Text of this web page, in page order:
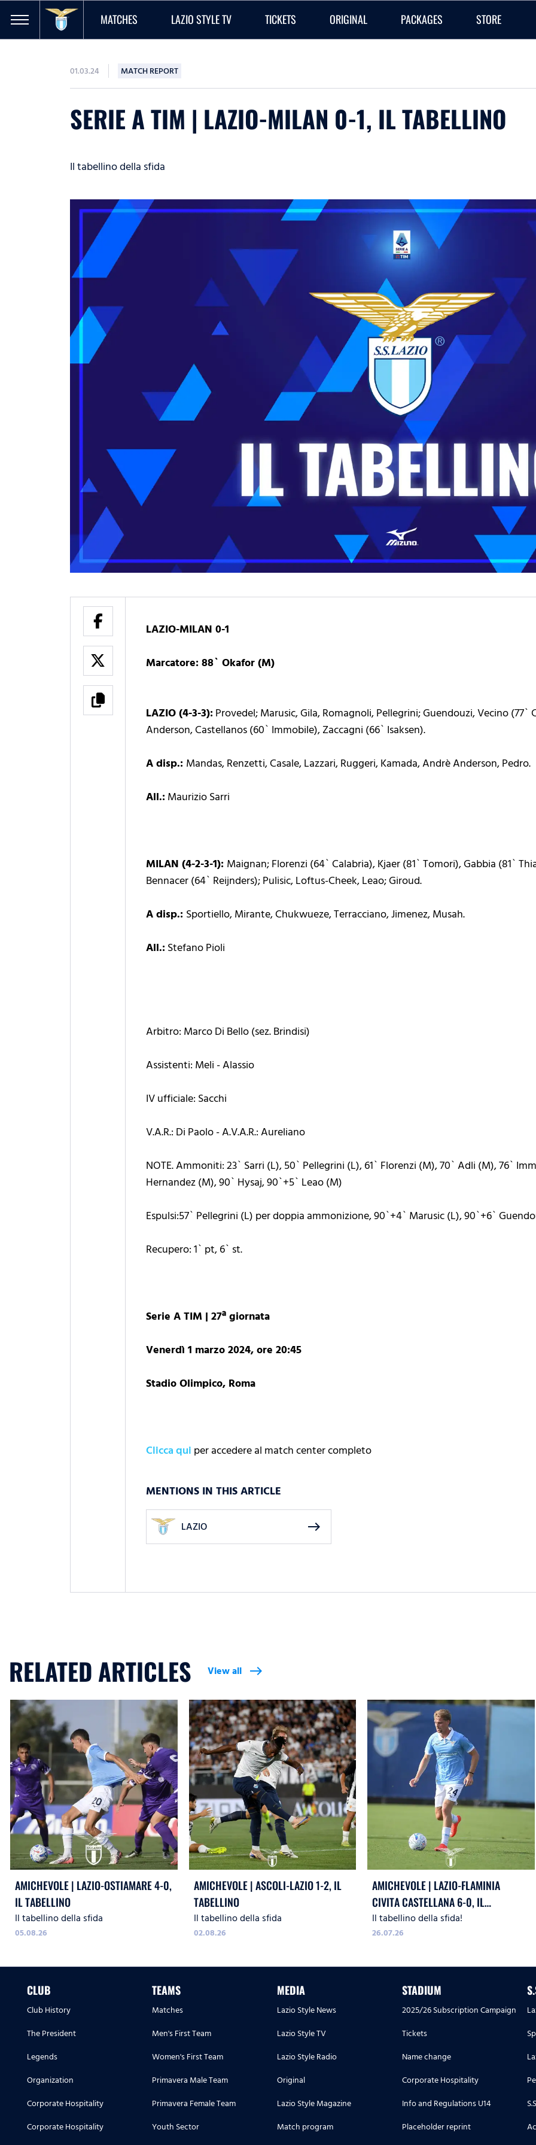
MATCHES LAZIO STYLE TV TICKETS ORIGINAL PACKAGES STORE
01.03.24 MATCH REPORT
SERIE A TIM | LAZIO-MILAN 0-1, IL TABELLINO
Il tabellino della sfida
LAZIO-MILAN 0-1
Marcatore: 88` Okafor (M)
LAZIO (4-3-3):Provedel; Marusic, Gila, Romagnoli, Pellegrini; Guendouzi, Vecino
Anderson, Castellanos (60` Immobile), Zaccagni (66` Isaksen).
A disp.: Mandas, Renzetti, Casale, Lazzari, Ruggeri, Kamada, Andrè Anderson, Pedro.
All.:Maurizio Sarri
MILAN (4-2-3-1): Maignan; Florenzi (64` Calabria), Kjaer (81` Tomori), Gabbia (81`
Bennacer (64` Reijnders); Pulisic, Loftus-Cheek, Leao; Giroud.
A disp.: Sportiello, Mirante, Chukwueze, Terracciano, Jimenez, Musah.
All.:Stefano Pioli
Arbitro: Marco Di Bello (sez. Brindisi)
Assistenti: Meli - Alassio
IV ufficiale: Sacchi
V.A.R.: Di Paolo - A.V.A.R.: Aureliano
NOTE. Ammoniti: 23` Sarri (L), 50` Pellegrini (L), 61` Florenzi (M), 70` Adli (M), 76`
Hernandez (M), 90` Hysaj, 90`+5` Leao (M)
Espulsi:57` Pellegrini (L) per doppia ammonizione, 90`+4` Marusic (L), 90`+6`
Recupero: 1` pt, 6` st.
Serie A TIM | 27ª giornata
Venerdì 1 marzo 2024, ore 20:45
Stadio Olimpico, Roma
Clicca qui per accedere al match center completo
MENTIONS IN THIS ARTICLE
LAZIO east
RELATED ARTICLES View all east
AMICHEVOLE | LAZIO-OSTIAMARE 4-0,
IL TABELLINO
Il tabellino della sfida
05.08.26
AMICHEVOLE | ASCOLI-LAZIO 1-2, IL
TABELLINO
Il tabellino della sfida
02.08.26
AMICHEVOLE | LAZIO-FLAMINIA
CIVITA CASTELLANA 6-0, IL
TABELLINO
Il tabellino della sfida!
26.07.26
CLUB
Club History
The President
Legends
Organization
Corporate Hospitality
Corporate Hospitality
TEAMS
Matches
Men's First Team
Women's First Team
Primavera Male Team
Primavera Female Team
Youth Sector
MEDIA
Lazio Style News
Lazio Style TV
Lazio Style Radio
Original
Lazio Style Magazine
Match program
STADIUM
2025/26 Subscription Campaign
Tickets
Name change
Corporate Hospitality
Info and Regulations U14
Placeholder reprint